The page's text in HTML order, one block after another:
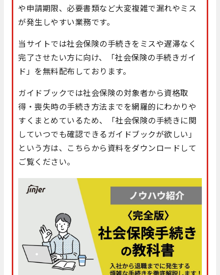
や申請期限、必要書類など大変複雑で漏れやミス
が発生しやすい業務です。
当サイトでは社会保険の手続きをミスや遅滞なく
完了させたい方に向け、「社会保険の手続きガイ
ド」を無料配布しております。
ガイドブックでは社会保険の対象者から資格取
得・喪失時の手続き方法までを網羅的にわかりや
すくまとめているため、「社会保険の手続きに関
していつでも確認できるガイドブックが欲しい」
という方は、こちらから資料をダウンロードして
ご覧ください。